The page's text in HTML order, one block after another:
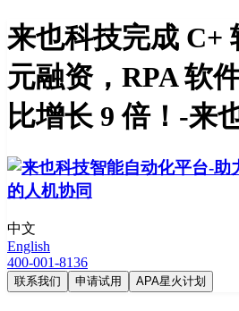
来也科技完成 C+
元融资，RPA 软
比增长 9 倍！-来
中文
English
400-001-8136
联系我们 申请试用 APA星火计划